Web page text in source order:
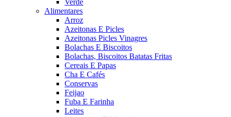
Verde
Alimentares
Arroz
Azeitonas E Picles
Azeitonas Picles Vinagres
Bolachas E Biscoitos
Bolachas, Biscoitos Batatas Fritas
Cereais E Papas
Cha E Cafés
Conservas
Feijao
Fuba E Farinha
Leites